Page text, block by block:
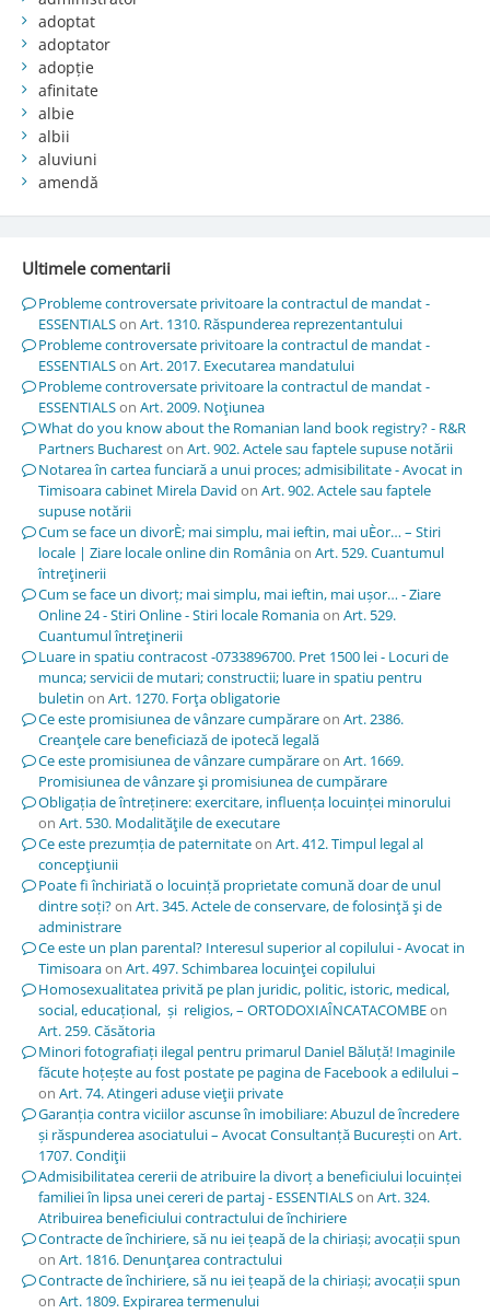
adoptat
adoptator
adopție
afinitate
albie
albii
aluviuni
amendă
Ultimele comentarii
Probleme controversate privitoare la contractul de mandat -
ESSENTIALSon Art. 1310. Răspunderea reprezentantului
Probleme controversate privitoare la contractul de mandat -
ESSENTIALSon Art. 2017. Executarea mandatului
Probleme controversate privitoare la contractul de mandat -
ESSENTIALSon Art. 2009. Noţiunea
What do you know about the Romanian land book registry? - R&R
Partners Buchareston Art. 902. Actele sau faptele supuse notării
Notarea în cartea funciară a unui proces; admisibilitate - Avocat in
Timisoara cabinet Mirela David on Art. 902. Actele sau faptele
supuse notării
Cum se face un divorÈ; mai simplu, mai ieftin, mai uÈor… – Stiri
locale | Ziare locale online din Româniaon Art. 529. Cuantumul
întreţinerii
Cum se face un divorț; mai simplu, mai ieftin, mai ușor… - Ziare
Online 24 - Stiri Online - Stiri locale Romaniaon Art. 529.
Cuantumul întreţinerii
Luare in spatiu contracost -0733896700. Pret 1500 lei - Locuri de
munca; servicii de mutari; constructii; luare in spatiu pentru
buletin on Art. 1270. Forţa obligatorie
Ce este promisiunea de vânzare cumpărareon Art. 2386.
Creanţele care beneficiază de ipotecă legală
Ce este promisiunea de vânzare cumpărareon Art. 1669.
Promisiunea de vânzare şi promisiunea de cumpărare
Obligația de întreținere: exercitare, influența locuinței minorului
on Art. 530. Modalităţile de executare
Ce este prezumția de paternitateon Art. 412. Timpul legal al
concepţiunii
Poate fi închiriată o locuință proprietate comună doar de unul
dintre soți?on Art. 345. Actele de conservare, de folosinţă şi de
administrare
Ce este un plan parental? Interesul superior al copilului - Avocat in
Timisoaraon Art. 497. Schimbarea locuinţei copilului
Homosexualitatea privită pe plan juridic, politic, istoric, medical,
social, educațional, și religios, – ORTODOXIAÎNCATACOMBEon
Art. 259. Căsătoria
Minori fotografiați ilegal pentru primarul Daniel Băluță! Imaginile
făcute hoțește au fost postate pe pagina de Facebook a edilului –
on Art. 74. Atingeri aduse vieţii private
Garanția contra viciilor ascunse în imobiliare: Abuzul de încredere
și răspunderea asociatului – Avocat Consultanță Bucureștion Art.
1707. Condiţii
Admisibilitatea cererii de atribuire la divorț a beneficiului locuinței
familiei în lipsa unei cereri de partaj - ESSENTIALSon Art. 324.
Atribuirea beneficiului contractului de închiriere
Contracte de închiriere, să nu iei țeapă de la chiriași; avocații spun
on Art. 1816. Denunţarea contractului
Contracte de închiriere, să nu iei țeapă de la chiriași; avocații spun
on Art. 1809. Expirarea termenului